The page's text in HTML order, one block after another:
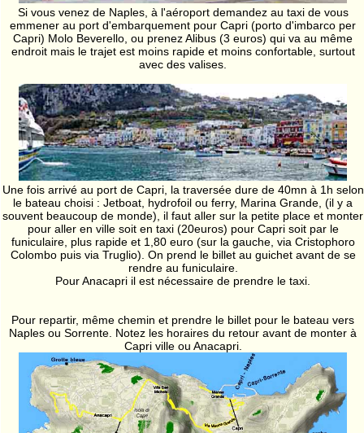
Si vous venez de Naples, à l'aéroport demandez au taxi de vous
emmener au port d'embarquement pour Capri (porto d'imbarco per
Capri) Molo Beverello, ou prenez Alibus (3 euros) qui va au même
endroit mais le trajet est moins rapide et moins confortable, surtout
avec des valises.
Une fois arrivé au port de Capri, la traversée dure de 40mn à 1h selon
le bateau choisi : Jetboat, hydrofoil ou ferry, Marina Grande, (il y a
souvent beaucoup de monde), il faut aller sur la petite place et monter
pour aller en ville soit en taxi (20euros) pour Capri soit par le
funiculaire, plus rapide et 1,80 euro (sur la gauche, via Cristophoro
Colombo puis via Truglio). On prend le billet au guichet avant de se
rendre au funiculaire.
Pour Anacapri il est nécessaire de prendre le taxi.
Pour repartir, même chemin et prendre le billet pour le bateau vers
Naples ou Sorrente. Notez les horaires du retour avant de monter à
Capri ville ou Anacapri.